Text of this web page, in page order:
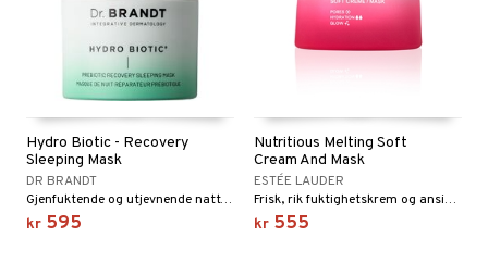
Hydro Biotic - Recovery
Sleeping Mask
DR BRANDT
Gjenfuktende og utjevnende natt-maske fra Dr Brandt
kr 595
Nutritious Melting Soft
Cream And Mask
ESTÉE LAUDER
Frisk, rik fuktighetskrem og ansiktsmaske fra Estée Lauder
kr 555